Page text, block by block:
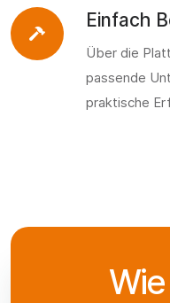
Einfach
Über die
passende
praktische